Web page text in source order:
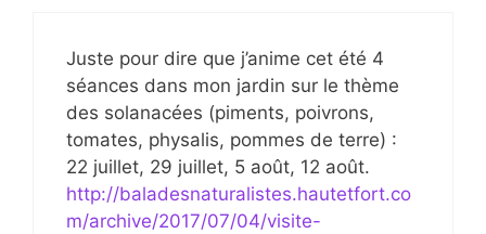
Juste pour dire que j’anime cet été 4
séances dans mon jardin sur le thème
des solanacées (piments, poivrons,
tomates, physalis, pommes de terre) :
22 juillet, 29 juillet, 5 août, 12 août.
http://baladesnaturalistes.hautetfort.co
m/archive/2017/07/04/visite-